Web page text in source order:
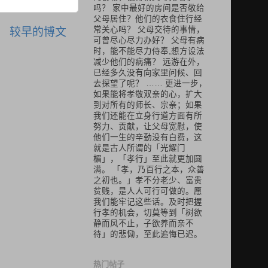
较早的博文
吗？ 家中最好的房间是否敬给
父母居住？他们的衣食住行经
常关心吗？ 父母交待的事情，
可曾尽心尽力办好？ 父母有病
时，能不能尽力侍奉,想方设法
减少他们的病痛？ 远游在外，
已经多久没有向家里问候、回
去探望了呢？ …… 更进一步，
如果能将孝敬双亲的心，扩大
到对所有的师长、宗亲；如果
我们还能在立身行道方面有所
努力、贡献，让父母宽慰，使
他们一生的辛勤没有白费，这
就是古人所谓的「光耀门
楣」，「孝行」至此就更加圆
满。 「孝，乃百行之本，众善
之初也。」孝不分老少、富贵
贫贱，是人人可行可做的。愿
我们能牢记这些话。及时把握
行孝的机会，切莫等到「树欲
静而风不止，子欲养而亲不
待」的悲恸，至此追悔已迟。
热门帖子